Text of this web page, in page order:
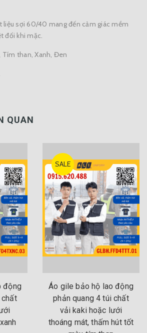
liệu sợi 60/40 mang đến cảm giác mềm
đối khi mặc.
Tím than, Xanh, Đen
QUAN
động
chất
SALE
Áo gile bảo hộ lao động
phản quang 4 túi chất
vải kaki hoặc lưới
thoáng mát, thấm hút tốt